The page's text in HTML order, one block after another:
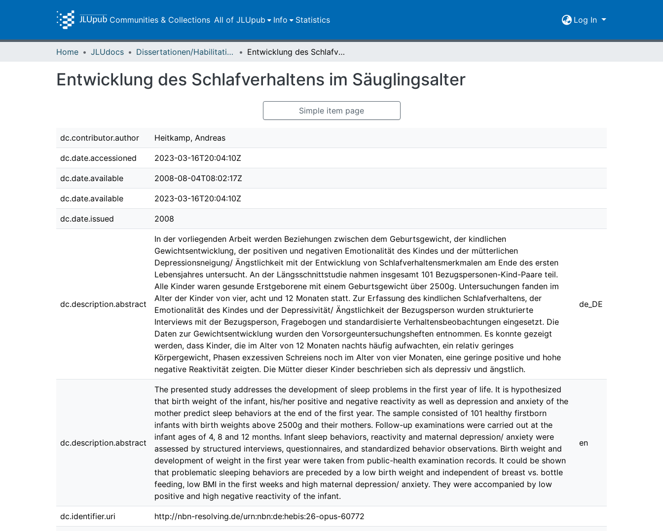
Communities & Collections All of JLUpub Info Statistics Log In
Home JLUdocs Dissertationen/Habilitationen Entwicklung des Schlafverhaltens im Säuglingsalter
Entwicklung des Schlafverhaltens im Säuglingsalter
Simple item page
dc.contributor.author Heitkamp, Andreas
dc.date.accessioned 2023-03-16T20:04:10Z
dc.date.available 2008-08-04T08:02:17Z
dc.date.available 2023-03-16T20:04:10Z
dc.date.issued 2008
dc.description.abstract
In der vorliegenden Arbeit werden Beziehungen zwischen dem Geburtsgewicht, der kindlichen
Gewichtsentwicklung, der positiven und negativen Emotionalität des Kindes und der mütterlichen
Depressionsneigung/ Ängstlichkeit mit der Entwicklung von Schlafverhaltensmerkmalen am Ende des ersten
Lebensjahres untersucht. An der Längsschnittstudie nahmen insgesamt 101 Bezugspersonen-Kind-Paare teil.
Alle Kinder waren gesunde Erstgeborene mit einem Geburtsgewicht über 2500g. Untersuchungen fanden im
Alter der Kinder von vier, acht und 12 Monaten statt. Zur Erfassung des kindlichen Schlafverhaltens, der
Emotionalität des Kindes und der Depressivität/ Ängstlichkeit der Bezugsperson wurden strukturierte
Interviews mit der Bezugsperson, Fragebogen und standardisierte Verhaltensbeobachtungen eingesetzt. Die
Daten zur Gewichtsentwicklung wurden den Vorsorgeuntersuchungsheften entnommen. Es konnte gezeigt
werden, dass Kinder, die im Alter von 12 Monaten nachts häufig aufwachten, ein relativ geringes
Körpergewicht, Phasen exzessiven Schreiens noch im Alter von vier Monaten, eine geringe positive und hohe
negative Reaktivität zeigten. Die Mütter dieser Kinder beschrieben sich als depressiv und ängstlich.
de_DE
dc.description.abstract
The presented study addresses the development of sleep problems in the first year of life. It is hypothesized
that birth weight of the infant, his/her positive and negative reactivity as well as depression and anxiety of the
mother predict sleep behaviors at the end of the first year. The sample consisted of 101 healthy firstborn
infants with birth weights above 2500g and their mothers. Follow-up examinations were carried out at the
infant ages of 4, 8 and 12 months. Infant sleep behaviors, reactivity and maternal depression/ anxiety were
assessed by structured interviews, questionnaires, and standardized behavior observations. Birth weight and
development of weight in the first year were taken from public-health examination records. It could be shown
that problematic sleeping behaviors are preceded by a low birth weight and independent of breast vs. bottle
feeding, low BMI in the first weeks and high maternal depression/ anxiety. They were accompanied by low
positive and high negative reactivity of the infant.
en
dc.identifier.uri http://nbn-resolving.de/urn:nbn:de:hebis:26-opus-60772